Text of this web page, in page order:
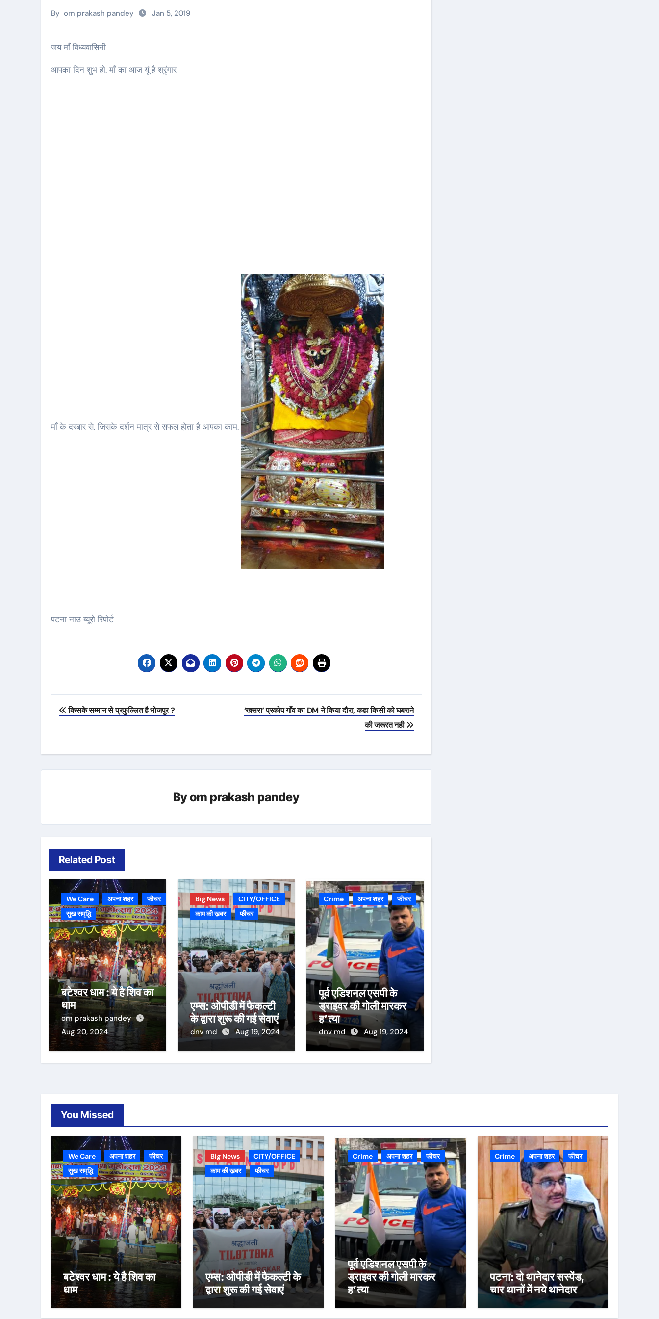
By om prakash pandey Jan 5, 2019
जय माँ विध्यवासिनी
आपका दिन शुभ हो. माँ का आज यूं है श्रृंगार
माँ के दरबार से. जिसके दर्शन मात्र से सफल होता है आपका काम.
पटना नाउ ब्यूरो रिपोर्ट
Post
किसके सम्मान से प्रफुल्लित है भोजपुर ?
‘खसरा’ प्रकोप गाँव का DM ने किया दौरा, कहा किसी को घबराने
की जरूरत नही
Byom prakash pandey
Related Post
We Care अपना शहर
फीचर
सुख समृद्धि
बटेश्वर धाम : ये है शिव का
धाम
om prakash pandey
Aug 20, 2024
Big News
CITY/OFFICE
काम की ख़बर
फीचर
एम्स: ओपीडी में फैकल्टी
के द्वारा शुरू की गई सेवाएं
dnv md Aug 19, 2024
Crime अपना शहर फीचर
पूर्व एडिशनल एसपी के
ड्राइवर की गोली मारकर
ह’त्या
dnv md Aug 19, 2024
You Missed
We Care अपना शहर
फीचर
सुख समृद्धि
बटेश्वर धाम : ये है शिव का
धाम
Big News
CITY/OFFICE
काम की ख़बर
फीचर
एम्स: ओपीडी में फैकल्टी के
द्वारा शुरू की गई सेवाएं
Crime अपना शहर फीचर
पूर्व एडिशनल एसपी के
ड्राइवर की गोली मारकर
ह’त्या
Crime अपना शहर फीचर
पटना: दो थानेदार सस्पेंड,
चार थानों में नये थानेदार